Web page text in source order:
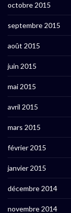
octobre 2015
septembre 2015
août 2015
juin 2015
mai 2015
avril 2015
mars 2015
février 2015
janvier 2015
décembre 2014
novembre 2014